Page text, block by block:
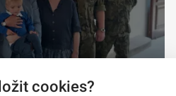
cookies?